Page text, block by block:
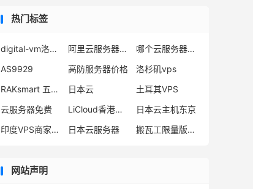
热门标签
digital-vm洛杉矶vps 阿里云服务器多少钱一年
哪个云服务器便宜
AS9929
高防服务器价格
洛杉矶vps
RAKsmart 五月活动
日本云
土耳其VPS
云服务器免费
LiCloud香港独服
日本云主机东京
印度VPS商家有哪些
日本云服务器 搬瓦工限量版补货
网站声明